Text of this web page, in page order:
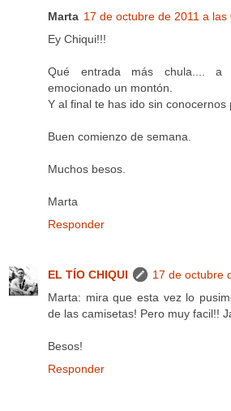
Marta 17 de octubre de 2011 a las
Ey Chiqui!!!
Qué entrada más chula....
emocionado un montón.
Y al final te has ido sin conocernos
Buen comienzo de semana.
Muchos besos.
Marta
Responder
EL TÍO CHIQUI
17 de octubre
Marta: mira que esta vez lo
de las camisetas! Pero muy facil!!
Besos!
Responder